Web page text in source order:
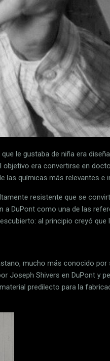
le gustaba de niña era
era convertirse en
las químicas más relevantes e
resistente que se
a DuPont como una de las
al principio creyó que
mucho más conocido por
Joseph Shivers en DuPont y
predilecto para la